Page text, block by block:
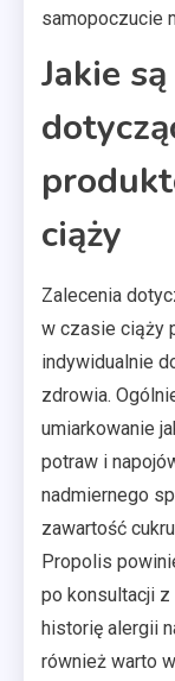
samopoczucie
Jakie
ciąży
Zalecenia
w czasie ciąży
indywidualnie
zdrowia.
umiarkowanie
potraw i
nadmiernego
zawartość
Propolis
po konsultacji z
historię alergii
również warto